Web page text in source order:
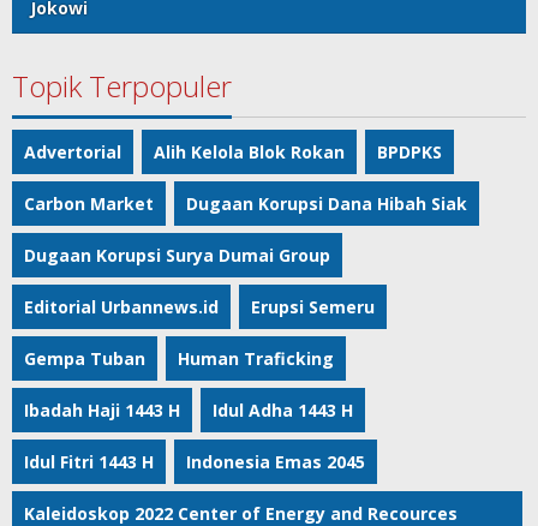
Jokowi
Topik Terpopuler
Advertorial Alih Kelola Blok Rokan BPDPKS
Carbon Market Dugaan Korupsi Dana Hibah Siak
Dugaan Korupsi Surya Dumai Group
Editorial Urbannews.id Erupsi Semeru
Gempa Tuban Human Traficking
Ibadah Haji 1443 H Idul Adha 1443 H
Idul Fitri 1443 H Indonesia Emas 2045
Kaleidoskop 2022 Center of Energy and Recources